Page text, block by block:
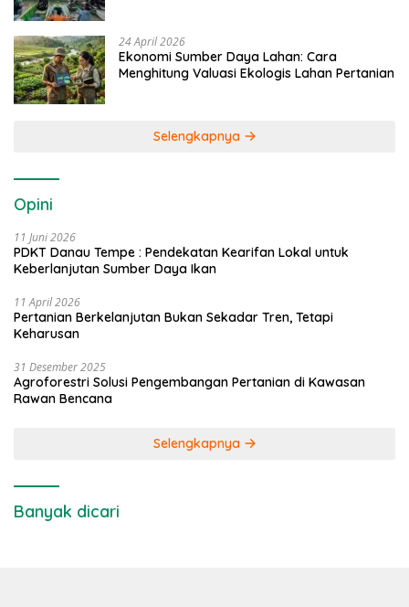
24 April 2026
Ekonomi Sumber Daya Lahan: Cara
Menghitung Valuasi Ekologis Lahan Pertanian
Selengkapnya
Opini
11 Juni 2026
PDKT Danau Tempe : Pendekatan Kearifan Lokal untuk
Keberlanjutan Sumber Daya Ikan
11 April 2026
Pertanian Berkelanjutan Bukan Sekadar Tren, Tetapi
Keharusan
31 Desember 2025
Agroforestri Solusi Pengembangan Pertanian di Kawasan
Rawan Bencana
Selengkapnya
Banyak dicari